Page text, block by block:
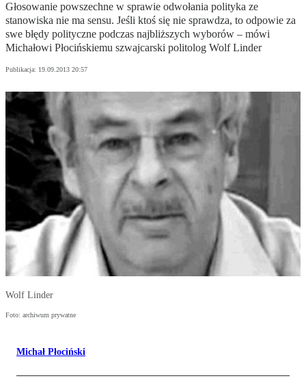
Głosowanie powszechne w sprawie odwołania polityka ze
stanowiska nie ma sensu. Jeśli ktoś się nie sprawdza, to odpowie za
swe błędy polityczne podczas najbliższych wyborów – mówi
Michałowi Płocińskiemu szwajcarski politolog Wolf Linder
Publikacja: 19.09.2013 20:57
Wolf Linder
Foto: archiwum prywatne
Michał Płociński